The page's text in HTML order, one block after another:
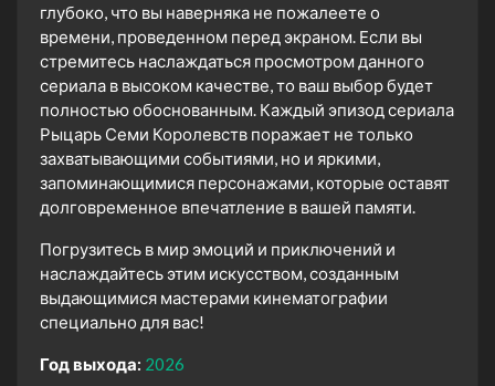
глубоко, что вы наверняка не пожалеете о
времени, проведенном перед экраном. Если вы
стремитесь наслаждаться просмотром данного
сериала в высоком качестве, то ваш выбор будет
полностью обоснованным. Каждый эпизод сериала
Рыцарь Семи Королевств поражает не только
захватывающими событиями, но и яркими,
запоминающимися персонажами, которые оставят
долговременное впечатление в вашей памяти.
Погрузитесь в мир эмоций и приключений и
наслаждайтесь этим искусством, созданным
выдающимися мастерами кинематографии
специально для вас!
Год выхода: 2026